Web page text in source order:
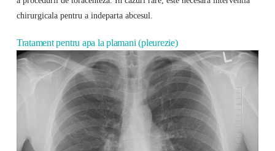
chirurgicala pentru a indeparta abcesul.
Tratament pentru apa la plamani (pleurezie)